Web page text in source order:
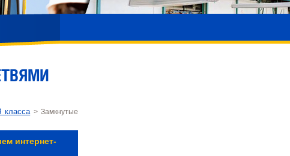
класса> Замкнутые
интернет-